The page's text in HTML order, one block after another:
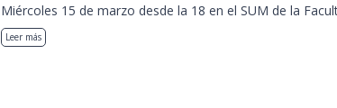
Miércoles 15 de marzo desde la 18 en el SUM de la
Leer más